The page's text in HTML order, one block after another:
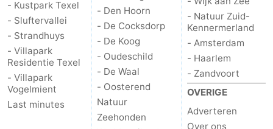
Route
Boot
Waddenhoppen
-
- Kustpark Texel
- Sluftervallei
- Strandhuys
- Villapark
Residentie Texel
- Villapark
Vogelmient
Last minutes
- Den Hoorn
- De Cocksdorp
- De Koog
- Oudeschild
- De Waal
- Oosterend
Natuur
Zeehonden
- Natuur Zuid-
Kennermerland
- Amsterdam
- Haarlem
- Zandvoort
OVERIGE
Adverteren
Over ons